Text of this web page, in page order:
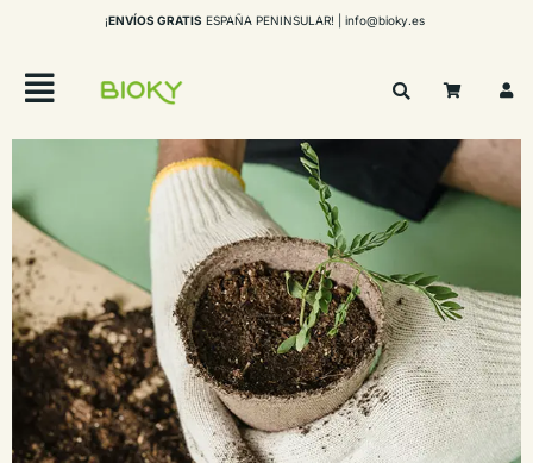
¡ENVÍOS GRATIS ESPAÑA PENINSULAR! | info@bioky.es